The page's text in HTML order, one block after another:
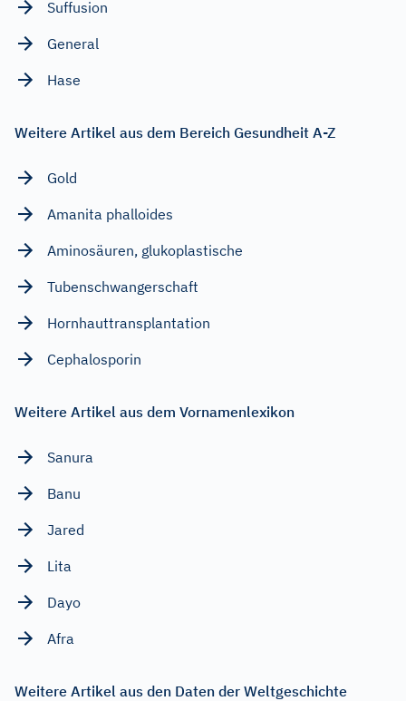
Suffusion
General
Hase
Weitere Artikel aus dem Bereich Gesundheit A-Z
Gold
Amanita phalloides
Aminosäuren, glukoplastische
Tubenschwangerschaft
Hornhauttransplantation
Cephalosporin
Weitere Artikel aus dem Vornamenlexikon
Sanura
Banu
Jared
Lita
Dayo
Afra
Weitere Artikel aus den Daten der Weltgeschichte